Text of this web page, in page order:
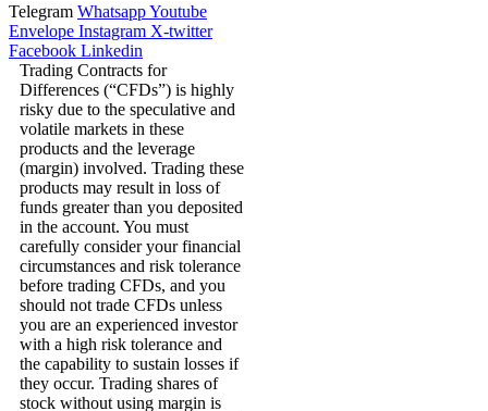
Telegram WhatsappYoutube
Envelope Instagram X-twitter
Facebook Linkedin
Trading Contracts for
Differences (“CFDs”) is highly
risky due to the speculative and
volatile markets in these
products and the leverage
(margin) involved. Trading these
products may result in loss of
funds greater than you deposited
in the account. You must
carefully consider your financial
circumstances and risk tolerance
before trading CFDs, and you
should not trade CFDs unless
you are an experienced investor
with a high risk tolerance and
the capability to sustain losses if
they occur. Trading shares of
stock without using margin is